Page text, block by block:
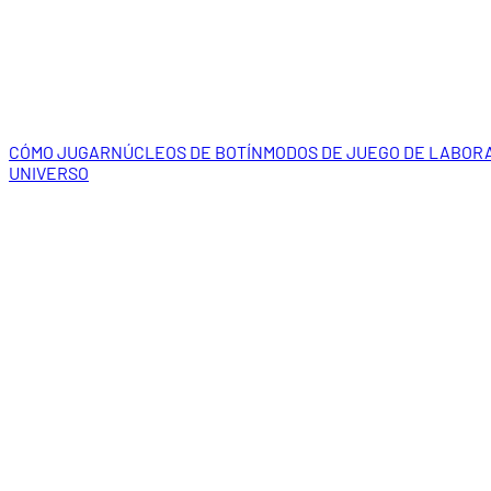
CÓMO JUGARNÚCLEOS DE BOTÍNMODOS DE JUEGO DE
UNIVERSO